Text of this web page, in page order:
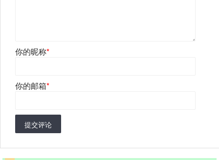
你的昵称*
你的邮箱*
提交评论